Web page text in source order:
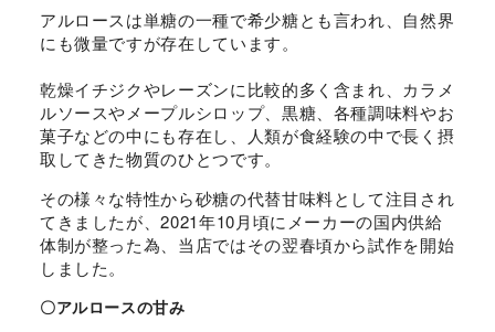
アルロースは単糖の一種で希少糖とも言われ、自然界
にも微量ですが存在しています。
乾燥イチジクやレーズンに比較的多く含まれ、カラメ
ルソースやメープルシロップ、黒糖、各種調味料やお
菓子などの中にも存在し、人類が食経験の中で長く摂
取してきた物質のひとつです。
その様々な特性から砂糖の代替甘味料として注目され
てきましたが、2021年10月頃にメーカーの国内供給
体制が整った為、当店ではその翌春頃から試作を開始
しました。
〇アルロースの甘み